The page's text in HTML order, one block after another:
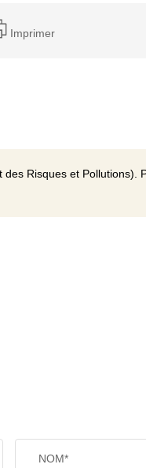
Imprimer
Risques et Pollutions).
NOM*